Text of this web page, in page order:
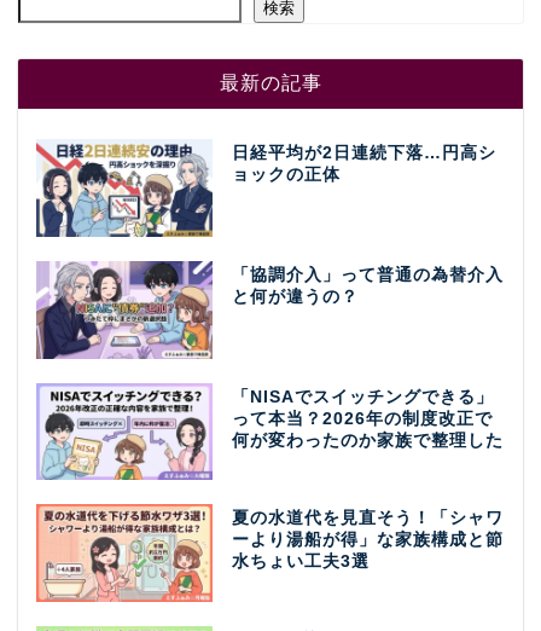
検索
最新の記事
日経平均が2日連続下落…円高シ
ョックの正体
「協調介入」って普通の為替介入
と何が違うの？
「NISAでスイッチングできる」
って本当？2026年の制度改正で
何が変わったのか家族で整理した
夏の水道代を見直そう！「シャワ
ーより湯船が得」な家族構成と節
水ちょい工夫3選